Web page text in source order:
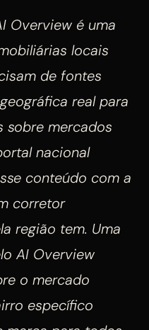
Overview é uma
locais
de fontes
real para
sobre mercados
nacional
conteúdo com a
corretor
região tem. Uma
AI Overview
o mercado
específico